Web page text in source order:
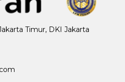
Timur, DKI Jakarta